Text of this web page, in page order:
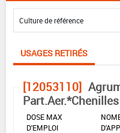
USAGES RETIRÉS
[12053110]
DOSE MAX
D'EMPLOI